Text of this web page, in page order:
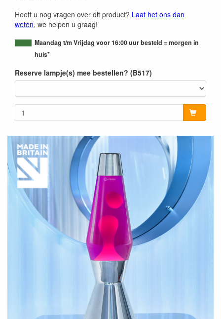
Heeft u nog vragen over dit product? Laat het ons dan
weten, we helpen u graag!
Maandag t/m Vrijdag voor 16:00 uur besteld = morgen in
huis*
Reserve lampje(s) mee bestellen? (B517)